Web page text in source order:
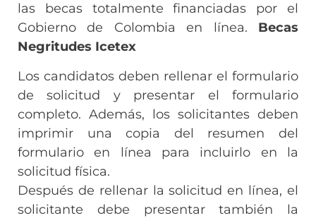
las becas totalmente financiadas por el
Gobierno de Colombia en línea. Becas
Negritudes Icetex
Los candidatos deben rellenar el formulario
de solicitud y presentar el formulario
completo. Además, los solicitantes deben
imprimir una copia del resumen del
formulario en línea para incluirlo en la
solicitud física.
Después de rellenar la solicitud en línea, el
solicitante debe presentar también la